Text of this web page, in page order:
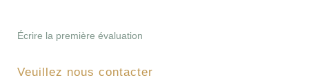
Écrire la première évaluation
Veuillez nous contacter